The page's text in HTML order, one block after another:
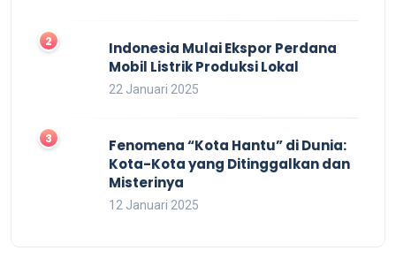
Indonesia Mulai Ekspor Perdana
Mobil Listrik Produksi Lokal
22 Januari 2025
Fenomena “Kota Hantu” di Dunia:
Kota-Kota yang Ditinggalkan dan
Misterinya
12 Januari 2025